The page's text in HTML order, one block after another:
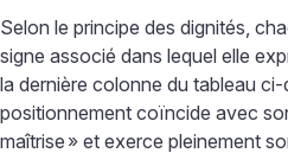
Selon le principe des dignités,
signe associé dans lequel elle
la dernière colonne du tableau
positionnement coïncide avec
maîtrise » et exerce pleinement